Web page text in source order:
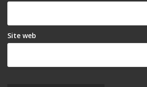
Site web